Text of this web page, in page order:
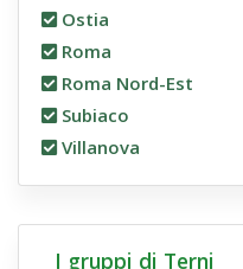
Ostia
Roma
Roma Nord-Est
Subiaco
Villanova
I gruppi di Terni